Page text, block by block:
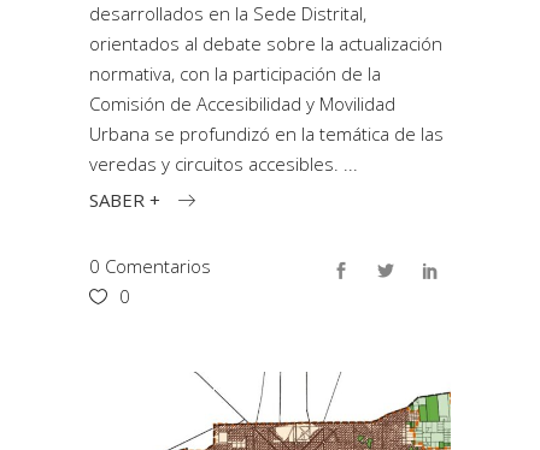
desarrollados en la Sede Distrital,
orientados al debate sobre la actualización
normativa, con la participación de la
Comisión de Accesibilidad y Movilidad
Urbana se profundizó en la temática de las
veredas y circuitos accesibles.
SABER +
0 Comentarios
0